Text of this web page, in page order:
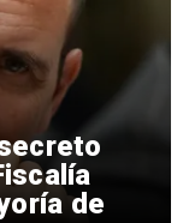
de